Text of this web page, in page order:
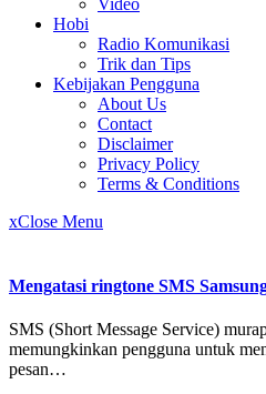
Video
Hobi
Radio Komunikasi
Trik dan Tips
Kebijakan Pengguna
About Us
Contact
Disclaimer
Privacy Policy
Terms & Conditions
xClose Menu
Mengatasi ringtone SMS
SMS (Short Message Service)
memungkinkan pengguna untuk
pesan…